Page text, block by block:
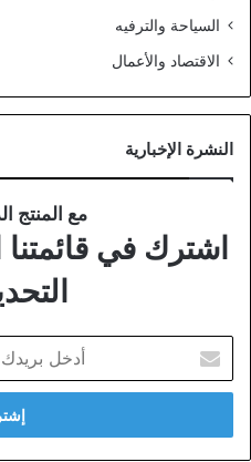
السياحة والترفيه
الاقتصاد والأعمال
النشرة الإخبارية
مع المنتج
اشترك في قائمتنا
بريدك
الإلكتروني